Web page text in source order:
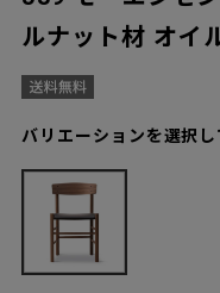
ルナット材 オイ
バリエーションを選択